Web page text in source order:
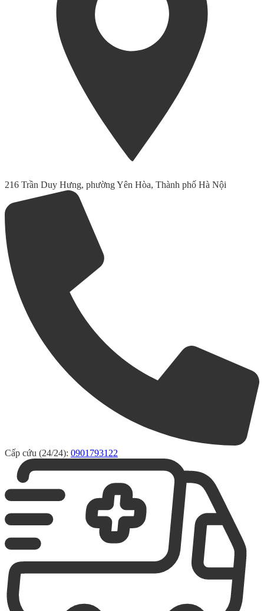
216 Trần Duy Hưng, phường Yên Hòa, Thành phố Hà Nội
Cấp cứu (24/24): 0901793122